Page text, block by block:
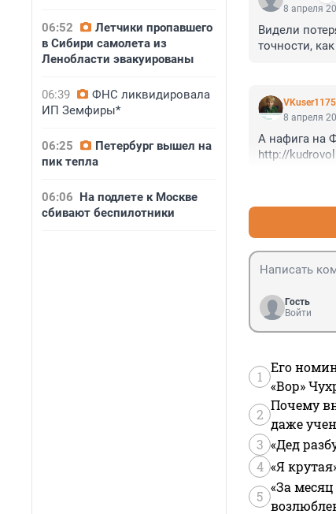
06:52
Летчики пропавшего
в Сибири самолета из
Ленобласти эвакуированы
06:39
ФНС ликвидировала
ИП Земфиры*
06:25
Петербург вышел на
пик тепла
06:06 На подлете к Москве
сбивают беспилотники
8 апреля
Видели
точности,
8 апреля
А нафига на
http://
Гость
Войти
1
Его
«Вор»
2
Почему
даже
3 «Дед
4 «Я
5
«За